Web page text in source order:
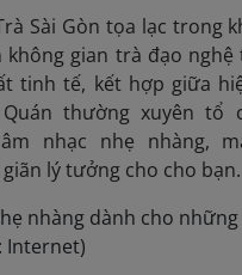
Sài Gòn tọa lạc trong
không gian trà đạo
tinh tế, kết hợp giữa
thường xuyên tổ
nhạc nhẹ nhàng,
lý tưởng cho cho bạn.